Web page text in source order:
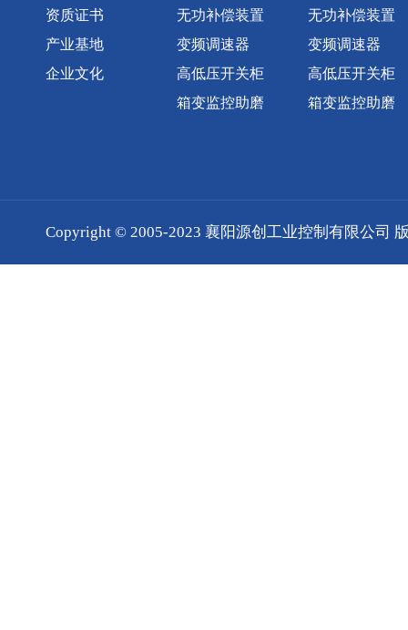
资质证书
产业基地
企业文化
无功补偿装置
变频调速器
高低压开关柜
箱变监控助磨
无功补偿装置
变频调速器
高低压开关柜
箱变监控助磨
Copyright © 2005-2023 襄阳源创工业控制有限公司